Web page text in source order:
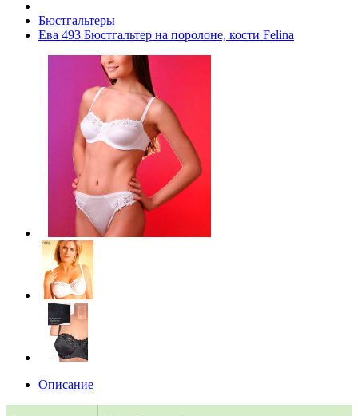
Бюстгальтеры
Ева 493 Бюстгальтер на поролоне, кости Felina
Описание